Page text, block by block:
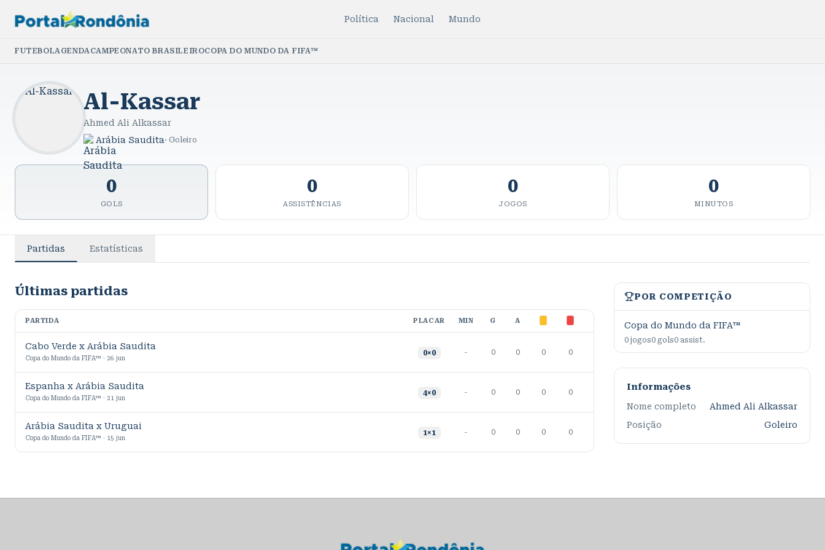
Política Nacional Mundo
FUTEBOLAGENDACAMPEONATO BRASILEIROCOPA DO MUNDO DA FIFA™
Al-Kassar
Ahmed Ali Alkassar
Arábia Saudita · Goleiro
0
GOLS
0
ASSISTÊNCIAS
0
JOGOS
0
MINUTOS
Partidas Estatísticas
Últimas partidas
PARTIDA PLACAR MIN G A
Cabo Verde x Arábia Saudita
Copa do Mundo da FIFA™ · 26 jun
0×0 - 0 0 0 0
Espanha x Arábia Saudita
Copa do Mundo da FIFA™ · 21 jun
4×0 - 0 0 0 0
Arábia Saudita x Uruguai
Copa do Mundo da FIFA™ · 15 jun
1×1 - 0 0 0 0
POR COMPETIÇÃO
Copa do Mundo da FIFA™
0 jogos0 gols0 assist.
Informações
Nome completo
Ahmed Ali Alkassar
Posição
Goleiro